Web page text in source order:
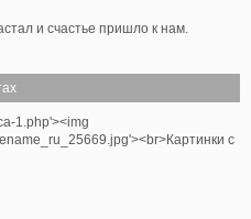
и счастье пришло к нам.
1.php'><img
с